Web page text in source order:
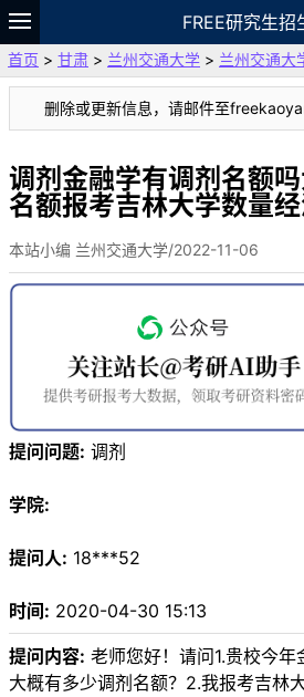
FREE研究生招
题库
故事 专题 APP
VIP
资料
首页 > 甘肃 > 兰州交通大学 > 兰州交通大
删除或更新信息，请邮件至
调剂金融学有调剂名额
名额报考吉林大学数量
本站小编 兰州交通大学/2022-11-06
提问问题: 调剂
学院:
提问人: 18***52
时间: 2020-04-30 15:13
提问内容: 老师您好！请问1.贵校今年
大概有多少调剂名额？2.我报考吉林